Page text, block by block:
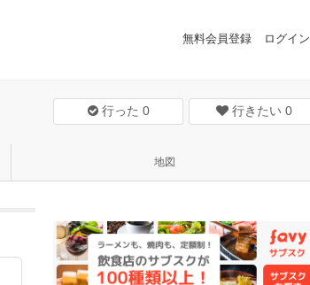
無料会員登録 ログイン
行った 0 行きたい 0
地図